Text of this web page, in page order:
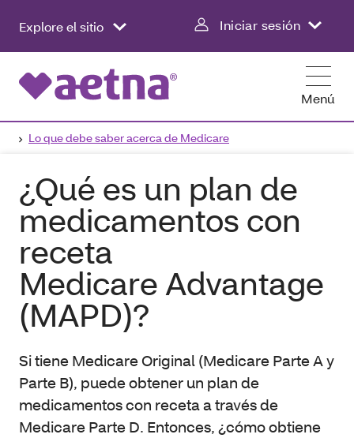
Explore el sitio Iniciar sesión
Menú
Lo que debe saber acerca de Medicare
¿Qué es un plan de
medicamentos con
receta
Medicare Advantage
(MAPD)?
Si tiene Medicare Original (Medicare Parte A y
Parte B), puede obtener un plan de
medicamentos con receta a través de
Medicare Parte D. Entonces, ¿cómo obtiene